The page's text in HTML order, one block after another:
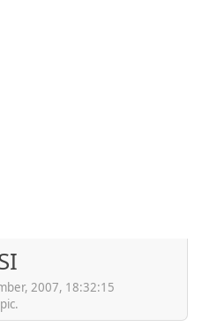
2007, 18:32:15